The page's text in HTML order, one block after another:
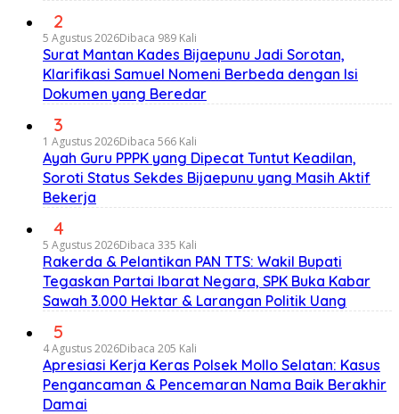
2
5 Agustus 2026Dibaca 989 Kali
Surat Mantan Kades Bijaepunu Jadi Sorotan,
Klarifikasi Samuel Nomeni Berbeda dengan Isi
Dokumen yang Beredar
3
1 Agustus 2026Dibaca 566 Kali
Ayah Guru PPPK yang Dipecat Tuntut Keadilan,
Soroti Status Sekdes Bijaepunu yang Masih Aktif
Bekerja
4
5 Agustus 2026Dibaca 335 Kali
Rakerda & Pelantikan PAN TTS: Wakil Bupati
Tegaskan Partai Ibarat Negara, SPK Buka Kabar
Sawah 3.000 Hektar & Larangan Politik Uang
5
4 Agustus 2026Dibaca 205 Kali
Apresiasi Kerja Keras Polsek Mollo Selatan: Kasus
Pengancaman & Pencemaran Nama Baik Berakhir
Damai